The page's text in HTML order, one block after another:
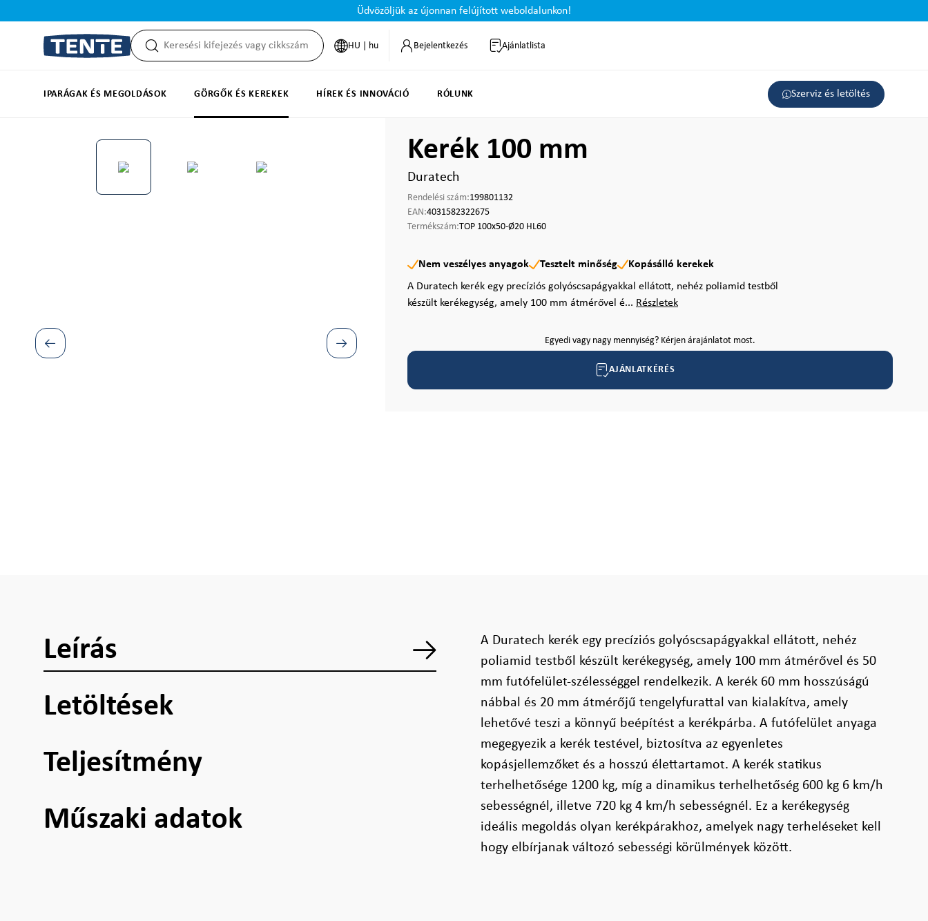
Üdvözöljük az újonnan felújított weboldalunkon!
HU | hu Bejelentkezés Ajánlatlista
IPARÁGAK ÉS MEGOLDÁSOK GÖRGŐK ÉS KEREKEK HÍREK ÉS INNOVÁCIÓ RÓLUNK Szerviz és letöltés
Képgaléria kihagyása Kerék 100 mm
Duratech
Rendelési szám:199801132
EAN:4031582322675
Termékszám:TOP 100x50-Ø20 HL60
Nem veszélyes anyagok Tesztelt minőség
Kopásálló kerekek
A Duratech kerék egy precíziós golyóscsapágyakkal ellátott, nehéz poliamid testből
készült kerékegység, amely 100 mm átmérővel é... Részletek
Egyedi vagy nagy mennyiség? Kérjen árajánlatot most.
AJÁNLATKÉRÉS
Leírás
Letöltések
Teljesítmény
Műszaki adatok
A Duratech kerék egy precíziós golyóscsapágyakkal ellátott, nehéz
poliamid testből készült kerékegység, amely 100 mm átmérővel és 50
mm futófelület-szélességgel rendelkezik. A kerék 60 mm hosszúságú
nábbal és 20 mm átmérőjű tengelyfurattal van kialakítva, amely
lehetővé teszi a könnyű beépítést a kerékpárba. A futófelület anyaga
megegyezik a kerék testével, biztosítva az egyenletes
kopásjellemzőket és a hosszú élettartamot. A kerék statikus
terhelhetősége 1200 kg, míg a dinamikus terhelhetőség 600 kg 6 km/h
sebességnél, illetve 720 kg 4 km/h sebességnél. Ez a kerékegység
ideális megoldás olyan kerékpárakhoz, amelyek nagy terheléseket kell
hogy elbírjanak változó sebességi körülmények között.